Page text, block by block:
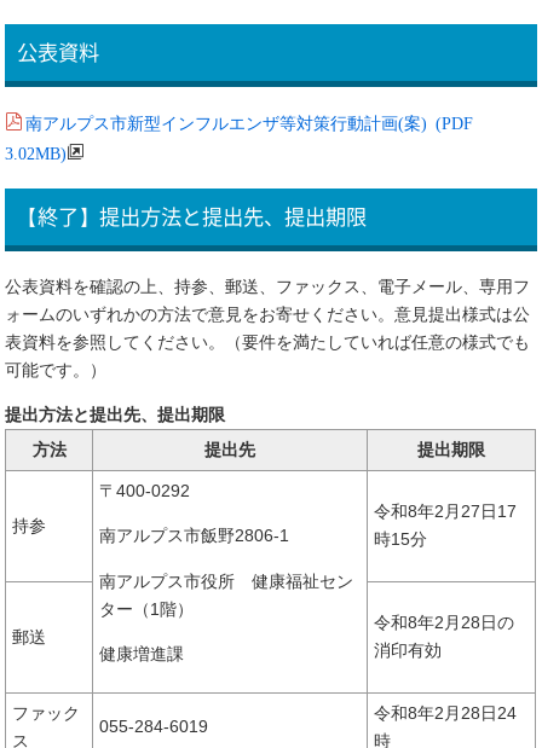
公表資料
南アルプス市新型インフルエンザ等対策行動計画(案) (PDF
3.02MB)
【終了】提出方法と提出先、提出期限
公表資料を確認の上、持参、郵送、ファックス、電子メール、専用フ
ォームのいずれかの方法で意見をお寄せください。意見提出様式は公
表資料を参照してください。（要件を満たしていれば任意の様式でも
可能です。）
提出方法と提出先、提出期限
方法
提出先 提出期限
持参
〒400-0292
南アルプス市飯野2806-1
南アルプス市役所 健康福祉セン
ター（1階）
健康増進課
令和8年2月27日17
時15分
郵送
令和8年2月28日の
消印有効
ファック
ス
055-284-6019
令和8年2月28日24
時